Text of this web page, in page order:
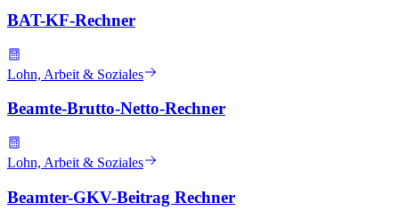
BAT-KF-Rechner
Lohn, Arbeit & Soziales
Beamte-Brutto-Netto-Rechner
Lohn, Arbeit & Soziales
Beamter-GKV-Beitrag Rechner